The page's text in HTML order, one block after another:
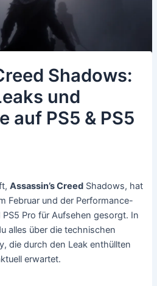
Shadows:
und
auf PS5 & PS5
Assassin’s Creed Shadows, hat
Februar und der Performance-
Pro für Aufsehen gesorgt. In
alles über die technischen
die durch den Leak enthüllten
erwartet.